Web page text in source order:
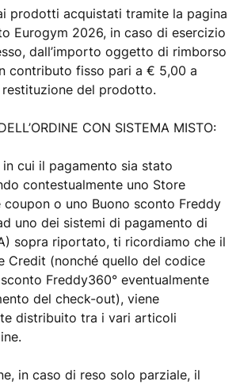
prodotti acquistati tramite la pagina
Eurogym 2026, in caso di esercizio
dall’importo oggetto di rimborso
contributo fisso pari a € 5,00 a
del prodotto.
CON SISTEMA MISTO:
cui il pagamento sia stato
contestualmente uno Store
o uno Buono sconto Freddy
uno dei sistemi di pagamento di
sopra riportato, ti ricordiamo che il
Credit (nonché quello del codice
Freddy360° eventualmente
del check-out), viene
distribuito tra i vari articoli
in caso di reso solo parziale, il